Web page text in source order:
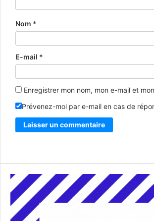
Nom *
E-mail *
Enregistrer mon nom, mon e-mail et
Prévenez-moi par e-mail en cas de